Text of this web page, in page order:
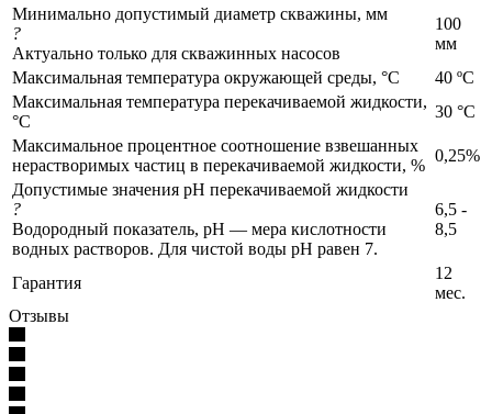
Минимально допустимый диаметр скважины, мм
?
Актуально только для скважинных насосов
100
мм
Максимальная температура окружающей среды, °C
40 ºС
Максимальная температура перекачиваемой жидкости,
°C
30 °C
Максимальное процентное соотношение взвешанных
нерастворимых частиц в перекачиваемой жидкости, %
0,25%
Допустимые значения pH перекачиваемой жидкости
?
Водородный показатель, pH — мера кислотности
водных растворов. Для чистой воды pH равен 7.
6,5 -
8,5
Гарантия
12
мес.
Отзывы